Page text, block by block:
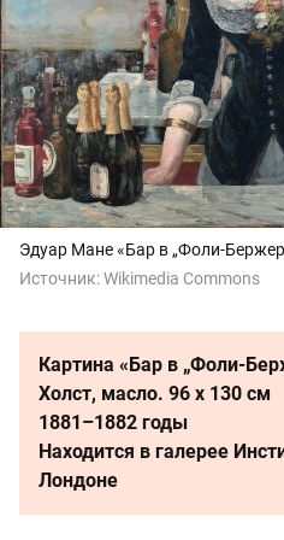
Эдуар Мане «Бар в „Фоли-
Источник:Wikimedia Commons
Картина «Бар в „Фоли-
Холст, масло. 96 х 130 см
1881–1882 годы
Находится в галерее
Лондоне